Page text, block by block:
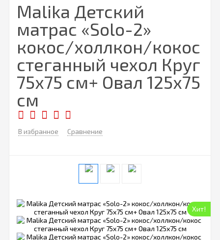
Malika Детский
матрас «Solo-2»
кокос/холлкон/кокос
стеганный чехол Круг
75х75 см+ Овал 125х75
см
В избранное Сравнение
Хит!